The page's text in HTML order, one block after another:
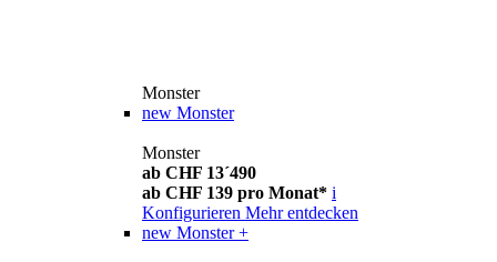
Monster
new Monster
Monster
ab CHF 13´490
ab CHF 139 pro Monat* i
Konfigurieren Mehr entdecken
new Monster +